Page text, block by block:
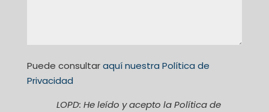
Puede consultaraquí nuestra Política de
Privacidad
LOPD: He leído y acepto la Política de